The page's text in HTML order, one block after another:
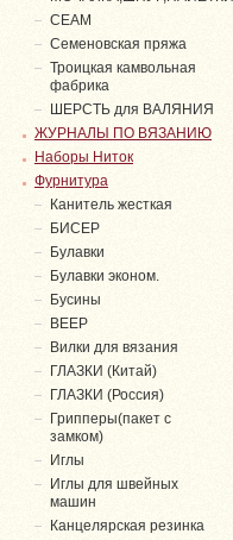
СЕАМ
Семеновская пряжа
Троицкая камвольная
фабрика
ШЕРСТЬ для ВАЛЯНИЯ
ЖУРНАЛЫ ПО ВЯЗАНИЮ
Наборы Ниток
Фурнитура
Канитель жесткая
БИСЕР
Булавки
Булавки эконом.
Бусины
ВЕЕР
Вилки для вязания
ГЛАЗКИ (Китай)
ГЛАЗКИ (Россия)
Грипперы(пакет с
замком)
Иглы
Иглы для швейных
машин
Канцелярская резинка